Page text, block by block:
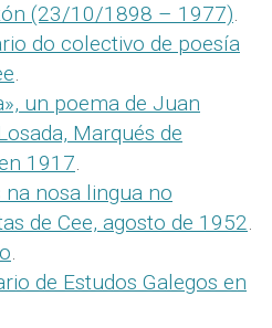
(23/10/1898 – 1977).
do colectivo de poesía
.
un poema de Juan
Marqués de
1917.
nosa lingua no
de Cee, agosto de 1952.
.
de Estudos Galegos en